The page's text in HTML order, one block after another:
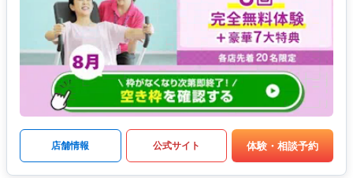
店舗情報 公式サイト 体験・相談予約